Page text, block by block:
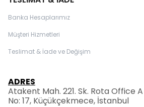
Banka Hesaplarımız
Müşteri Hizmetleri
Teslimat & İade ve Değişim
ADRES
Atakent Mah. 221. Sk. Rota Office A
No: 17, Küçükçekmece, İstanbul